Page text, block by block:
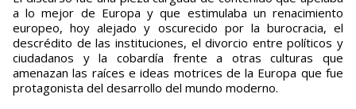
a lo mejor de Europa y que estimulaba un renacimiento
europeo, hoy alejado y oscurecido por la burocracia, el
descrédito de las instituciones, el divorcio entre políticos y
ciudadanos y la cobardía frente a otras culturas que
amenazan las raíces e ideas motrices de la Europa que fue
protagonista del desarrollo del mundo moderno.